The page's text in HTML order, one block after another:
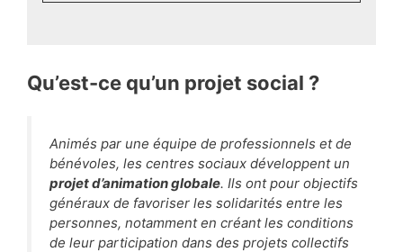
Qu’est-ce qu’un projet social ?
Animés par une équipe de professionnels et de
bénévoles, les centres sociaux développent un
projet d’animation globale. Ils ont pour objectifs
généraux de favoriser les solidarités entre les
personnes, notamment en créant les conditions
de leur participation dans des projets collectifs